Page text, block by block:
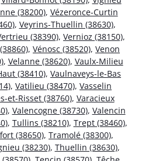
(38200), Vézeronce-Curtin
, Veyrins-Thuellin (38630),
(38390), Vernioz (38150),
, Vénosc (38520), Venon
, Velanne (38620), Vaulx-Milieu
(38410), Vaulnaveys-le-Bas
, Vatilieu (38470), Vasselin
et-Risset (38760), Varacieux
, Valencogne (38730), Valencin
, Tullins (38210), Trept (38460),
(38650), Tramolé (38300),
(38230), Thuellin (38630),